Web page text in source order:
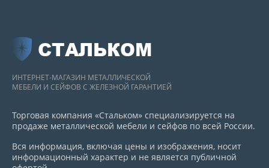
СТАЛЬКОМ
ИНТЕРНЕТ-МАГАЗИН МЕТАЛЛИЧЕСКОЙ
МЕБЕЛИ И СЕЙФОВ С ЖЕЛЕЗНОЙ ГАРАНТИЕЙ
Торговая компания «Стальком» специализируется на
продаже металлической мебели и сейфов по всей России.
Вся информация, включая цены и изображения, носит
информационный характер и не является публичной